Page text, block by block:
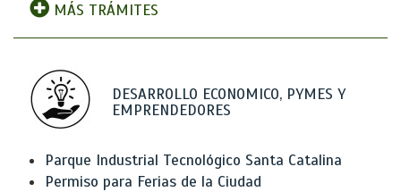
MÁS TRÁMITES
DESARROLLO ECONOMICO, PYMES Y
EMPRENDEDORES
Parque Industrial Tecnológico Santa Catalina
Permiso para Ferias de la Ciudad